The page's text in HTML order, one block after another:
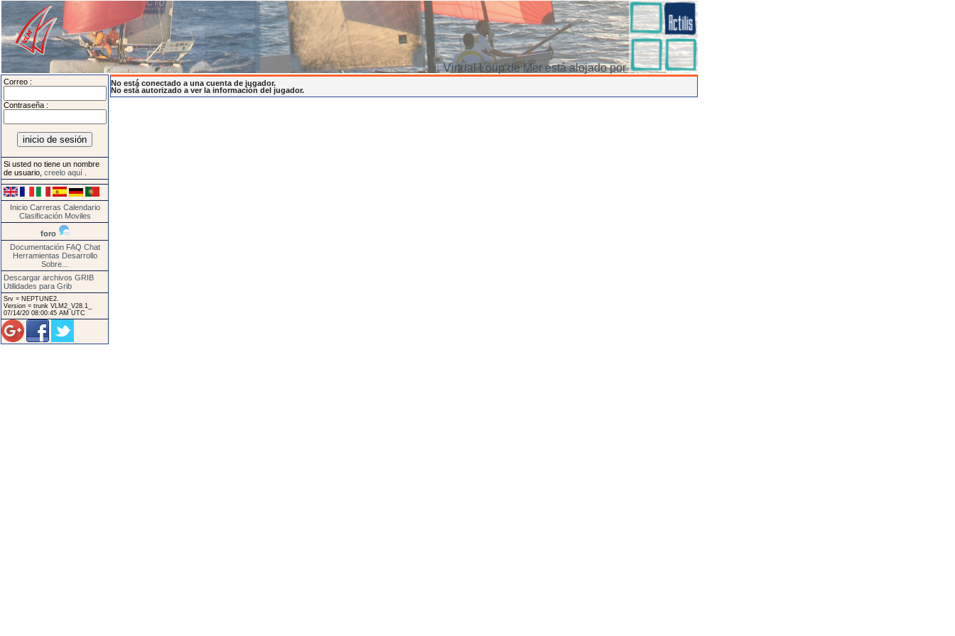
Virtual Loup de Mer está alojado por
Correo :
Contraseña :
Si usted no tiene un nombre
de usuario, creelo aquí
Inicio Carreras Calendario
Clasificación Moviles
foro
Documentación FAQ Chat
Herramientas Desarrollo
Sobre...
Descargar archivos GRIB
Utilidades para Grib
Srv = NEPTUNE2.
Version = trunk VLM2_V28.1_
07/14/20 08:00:45 AM UTC
No está conectado a una cuenta de jugador.
No está autorizado a ver la información del jugador.